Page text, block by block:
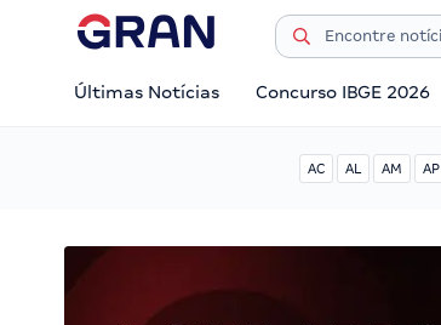
Últimas Notícias Concurso IBGE 2026
AC AL AM AP